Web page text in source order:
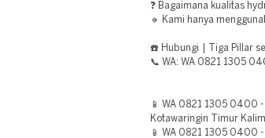
❓ Bagaimana kualitas
🔹 Kami hanya
☎️ Hubungi | Tiga Pillar
📞 WA: WA 0821 1305
📱 WA 0821 1305 0400 -
Kotawaringin Timur
📱 WA 0821 1305 0400